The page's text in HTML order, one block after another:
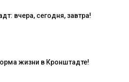
вчера, сегодня, завтра!
жизни в Кронштадте!